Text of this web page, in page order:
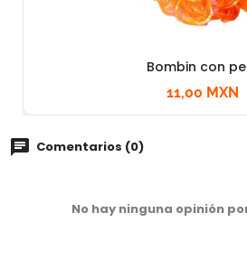
Bombin con
11,00 MXN
Comentarios (0)
No hay ninguna opinión